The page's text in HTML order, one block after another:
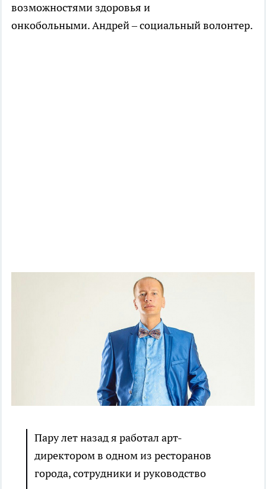
возможностями здоровья и
онкобольными. Андрей – социальный волонтер.
Пару лет назад я работал арт-
директором в одном из ресторанов
города, сотрудники и руководство